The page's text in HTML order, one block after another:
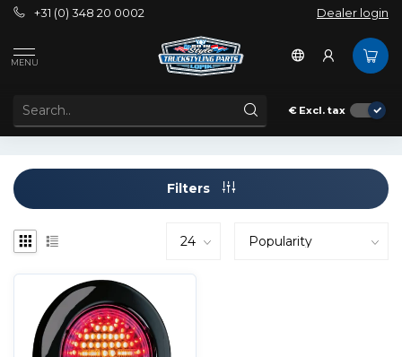
+31 (0) 348 20 0002 Dealer login
MENU
€ Excl. tax
Tags
PRODUCTS TAGGED WITH BRAKE
Filters